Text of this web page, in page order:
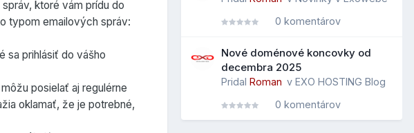
ktoré vám prídu do
typom emailových správ:
sa prihlásiť do vášho
posielať aj regulérne
oklamať, že je potrebné,
0 komentárov
Nové doménové koncovky od
decembra 2025
Pridal Roman v EXO HOSTING Blog
0 komentárov